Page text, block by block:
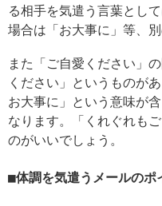
る相手を気遣う言葉とし
場合は「お大事に」等、
また「ご自愛ください」
ください」というものが
お大事に」という意味が
なります。「くれぐれも
のがいいでしょう。
■体調を気遣うメールのポ